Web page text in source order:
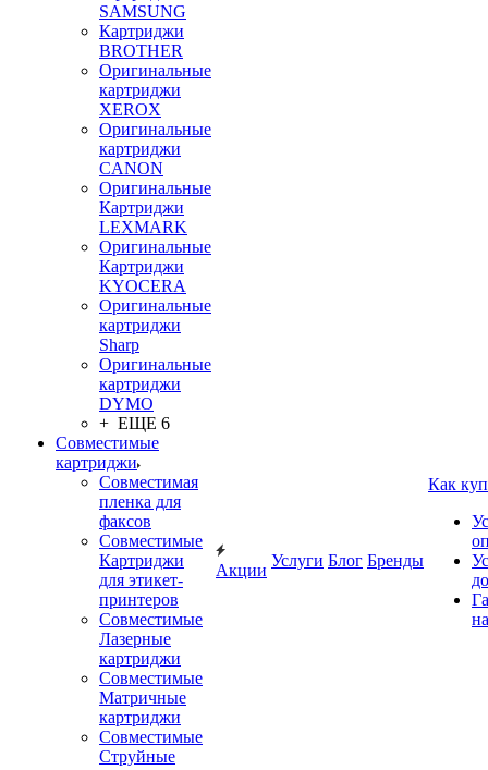
SAMSUNG
Картриджи
BROTHER
Оригинальные
картриджи
XEROX
Оригинальные
картриджи
CANON
Оригинальные
Картриджи
LEXMARK
Оригинальные
Картриджи
KYOCERA
Оригинальные
картриджи
Sharp
Оригинальные
картриджи
DYMO
+ ЕЩЕ 6
Совместимые
картриджи
Совместимая
пленка для
факсов
Совместимые
Картриджи
для этикет-
принтеров
Совместимые
Лазерные
картриджи
Совместимые
Матричные
картриджи
Совместимые
Струйные
Акции
Услуги Блог Бренды
Как